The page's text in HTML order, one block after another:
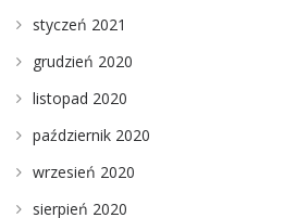
styczeń 2021
grudzień 2020
listopad 2020
październik 2020
wrzesień 2020
sierpień 2020